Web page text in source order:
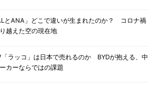
とANA」どこで違いが生まれたのか？ コロナ禍
越えた空の現在地
「ラッコ」は日本で売れるのか BYDが抱える、中
カーならではの課題